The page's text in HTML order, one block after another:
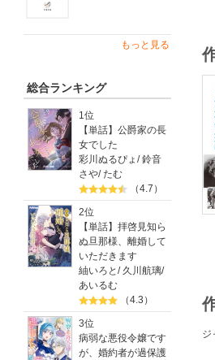
もっと見る
総合ランキング
1位
【単話】公爵家の長
女でした
彩川ぬるぴょ /鈴音
さや/たむ
（4.7）
2位
【単話】拝啓見知ら
ぬ旦那様、離婚して
いただきます
紬いろと / 久川航璃/
あいるむ
（4.3）
3位
病弱な悪役令嬢です
が、婚約者が過保護
ジ